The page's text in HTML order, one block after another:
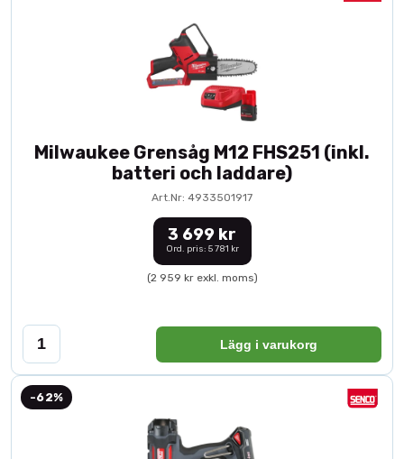
Milwaukee Grensåg M12 FHS251 (inkl.
batteri och laddare)
Art.Nr: 4933501917
3 699 kr
Ord. pris: 5 781 kr
(2 959 kr exkl. moms)
Lägg i varukorg
-62%